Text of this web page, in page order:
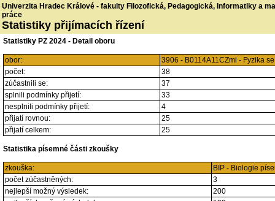
Univerzita Hradec Králové - fakulty Filozofická, Pedagogická, Informatiky a
práce
Statistiky přijímacích řízení
Statistiky PZ 2024 - Detail oboru
obor:
3906 - B0114A11CZmi - Fyzika
počet:
38
zúčastnili se:
37
splnili podmínky přijetí:
33
nesplnili podmínky přijetí:
4
přijatí rovnou:
25
přijatí celkem:
25
Statistika písemné části zkoušky
zkouška:
BIP - Biologie
počet zúčastněných:
3
nejlepší možný výsledek:
200